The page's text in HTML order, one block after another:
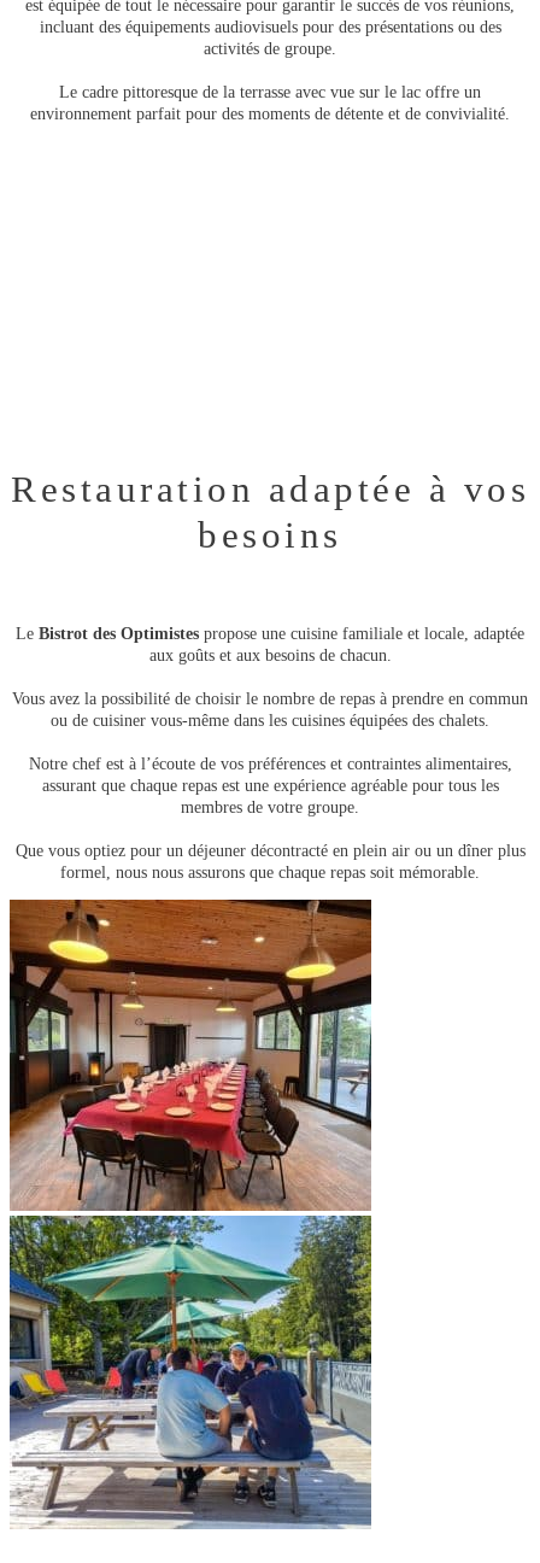
est équipée de tout le nécessaire pour garantir le succès de vos réunions,
incluant des équipements audiovisuels pour des présentations ou des
activités de groupe.
Le cadre pittoresque de la terrasse avec vue sur le lac offre un
environnement parfait pour des moments de détente et de convivialité.
Restauration adaptée à vos
besoins
Le Bistrot des Optimistes propose une cuisine familiale et locale, adaptée
aux goûts et aux besoins de chacun.
Vous avez la possibilité de choisir le nombre de repas à prendre en commun
ou de cuisiner vous-même dans les cuisines équipées des chalets.
Notre chef est à l’écoute de vos préférences et contraintes alimentaires,
assurant que chaque repas est une expérience agréable pour tous les
membres de votre groupe.
Que vous optiez pour un déjeuner décontracté en plein air ou un dîner plus
formel, nous nous assurons que chaque repas soit mémorable.